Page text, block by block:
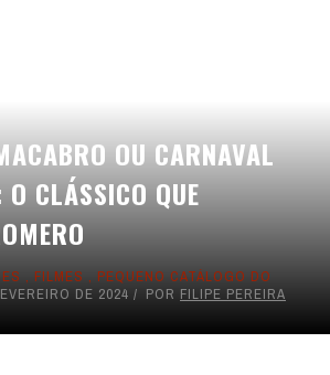
OU CARNAVAL
CLÁSSICO QUE
, FILMES , PEQUENO CATÁLOGO DO
DE 2024 POR FILIPE PEREIRA